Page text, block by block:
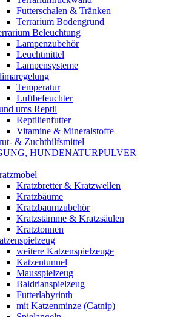
Futterschalen & Tränken
Terrarium Bodengrund
Beleuchtung
Lampenzubehör
Leuchtmittel
Lampensysteme
Temperatur
Luftbefeuchter
ums Reptil
Reptilienfutter
Vitamine & Mineralstoffe
& Zuchthilfsmittel
HUNDENATURPULVER
Kratzbretter & Kratzwellen
Kratzbäume
Kratzbaumzubehör
Kratzstämme & Kratzsäulen
Kratztonnen
weitere Katzenspielzeuge
Katzentunnel
Mausspielzeug
Baldrianspielzeug
Futterlabyrinth
mit Katzenminze (Catnip)